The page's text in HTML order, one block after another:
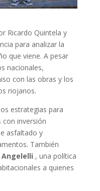
Ricardo Quintela y
para analizar la
que viene. A pesar
nacionales,
con las obras y los
riojanos.
estrategias para
con inversión
asfaltado y
También
Angelelli , una política
a quienes